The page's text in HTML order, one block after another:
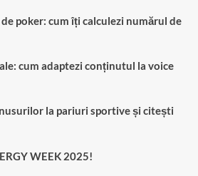
poker: cum îți calculezi numărul de
cum adaptezi conținutul la voice
la pariuri sportive și citești
WEEK 2025!